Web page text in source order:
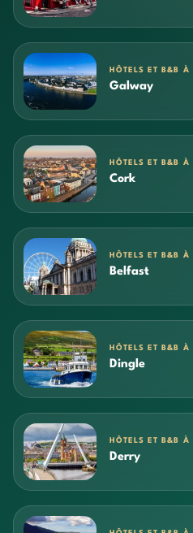
HÔTELS ET B&B À
Galway
HÔTELS ET B&B À
Cork
HÔTELS ET B&B À
Belfast
HÔTELS ET B&B À
Dingle
HÔTELS ET B&B À
Derry